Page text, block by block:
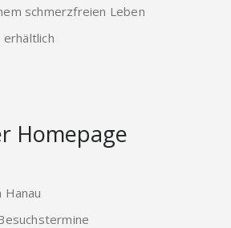
schmerzfreien Leben
Homepage